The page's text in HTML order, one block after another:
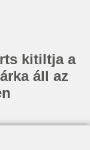
kitiltja a
áll az